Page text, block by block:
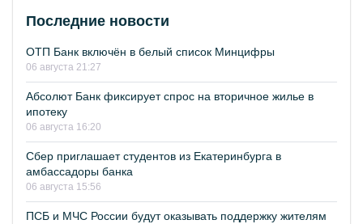
Последние новости
ОТП Банк включён в белый список Минцифры
06 августа 21:27
Абсолют Банк фиксирует спрос на вторичное жилье в
ипотеку
06 августа 16:20
Сбер приглашает студентов из Екатеринбурга в
амбассадоры банка
06 августа 15:56
ПСБ и МЧС России будут оказывать поддержку жителям